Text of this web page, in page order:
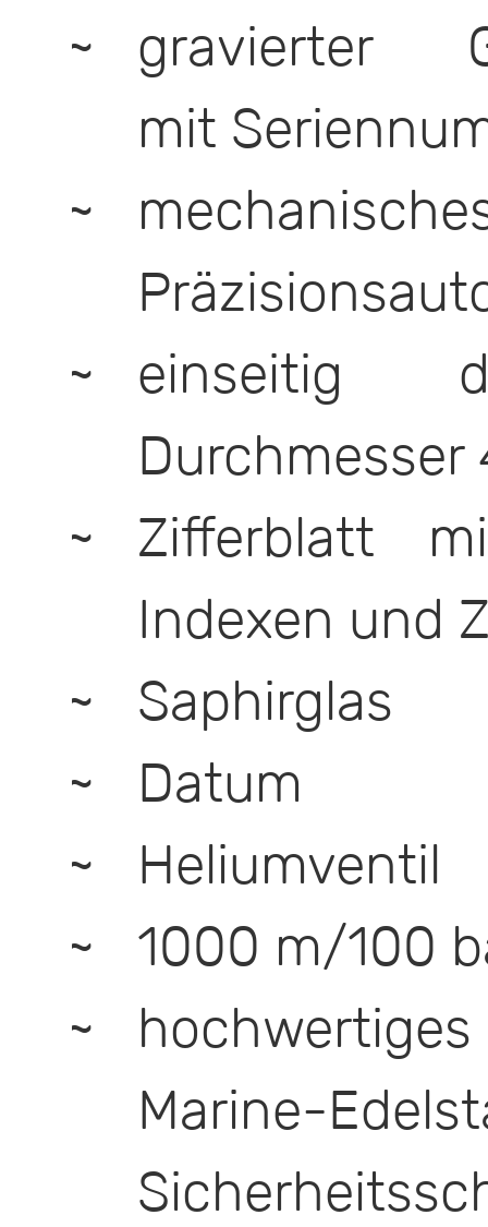
gravierter
mit
einseitig
Durchmesser
Zifferblatt
Indexen und
Saphirglas
Datum
Heliumventil
1000 m/100
Marine-